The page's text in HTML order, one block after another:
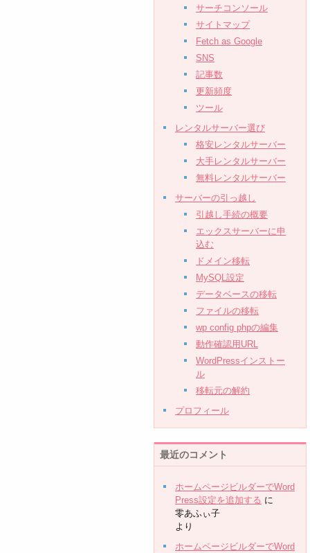
サーチコンソール
サイトマップ
Fetch as Google
SNS
記事数
更新頻度
ツール
レンタルサーバー選び
格安レンタルサーバー
大手レンタルサーバー
無料レンタルサーバー
サーバーの引っ越し
引越し手続の概要
エックスサーバーに申
込む
ドメイン移転
MySQL設定
データベースの移転
ファイルの移転
wp config phpの編集
動作確認用URL
WordPressインストー
ル
移転元の解約
プロフィール
最近のコメント
ホームページビルダーでWord
Press設定を追加する に
零あふぃ子
より
ホームページビルダーでWord